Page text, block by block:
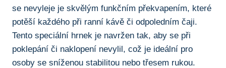
se nevyleje je skvělým funkčním překvapením, které
potěší každého při ​ranní kávě ⁢či odpoledním čaji.
⁢Tento speciální​ hrnek ‍je navržen⁢ tak, aby se při
poklepání‍ či⁤ naklopení nevylil, což je‌ ideální ⁢pro
osoby se sníženou stabilitou nebo⁣ třesem rukou.